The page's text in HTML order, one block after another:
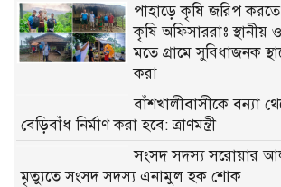
পাহাড়ে কৃষি জরিপ করতে
কৃষি অফিসাররাঃ স্থানীয়
মতে গ্রামে সুবিধাজনক
করা
বাঁশখালীবাসীকে বন্যা
বেড়িবাঁধ নির্মাণ করা হবে: ত্রাণমন্ত্রী
সংসদ সদস্য সরোয়ার
মৃত্যুতে সংসদ সদস্য এনামুল হক শোক